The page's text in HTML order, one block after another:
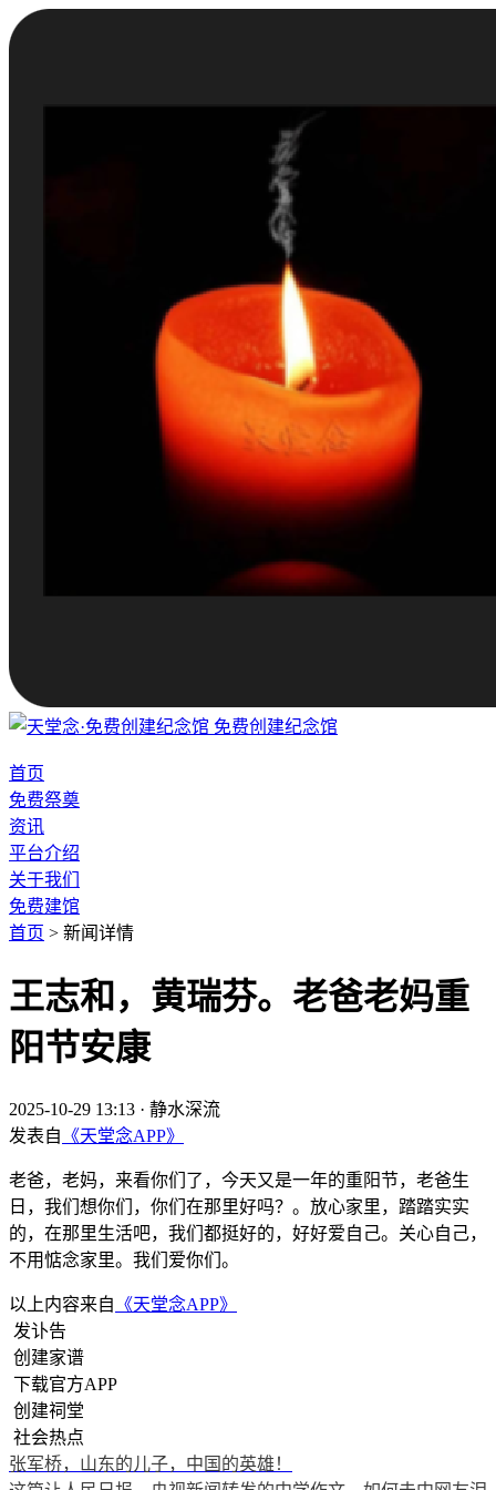
免费创建纪念馆
首页
免费祭奠
资讯
平台介绍
关于我们
免费建馆
首页 > 新闻详情
王志和，黄瑞芬。老爸老妈重
阳节安康
2025-10-29 13:13 · 静水深流
发表自 《天堂念APP》
老爸，老妈，来看你们了，今天又是一年的重阳节，老爸生
日，我们想你们，你们在那里好吗？。放心家里，踏踏实实
的，在那里生活吧，我们都挺好的，好好爱自己。关心自己，
不用惦念家里。我们爱你们。
以上内容来自 《天堂念APP》
发讣告
创建家谱
下载官方APP
创建祠堂
社会热点
张军桥，山东的儿子，中国的英雄！